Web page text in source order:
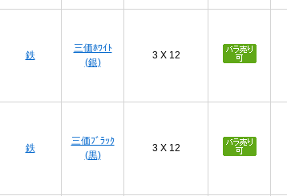
鉄
三価ﾎﾜｲﾄ
(銀)
3 X 12
鉄
三価ﾌﾞﾗｯｸ
(黒)
3 X 12